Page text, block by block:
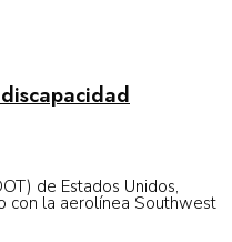
de Estados Unidos,
con la aerolínea Southwest